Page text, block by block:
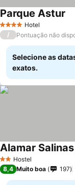
4 EstrelasHotel
Parque Astur
/ Pontuação não
Selecione as
exatos.
2 Estrelas
Hostel
Alamar
8,4 Muito boa 197